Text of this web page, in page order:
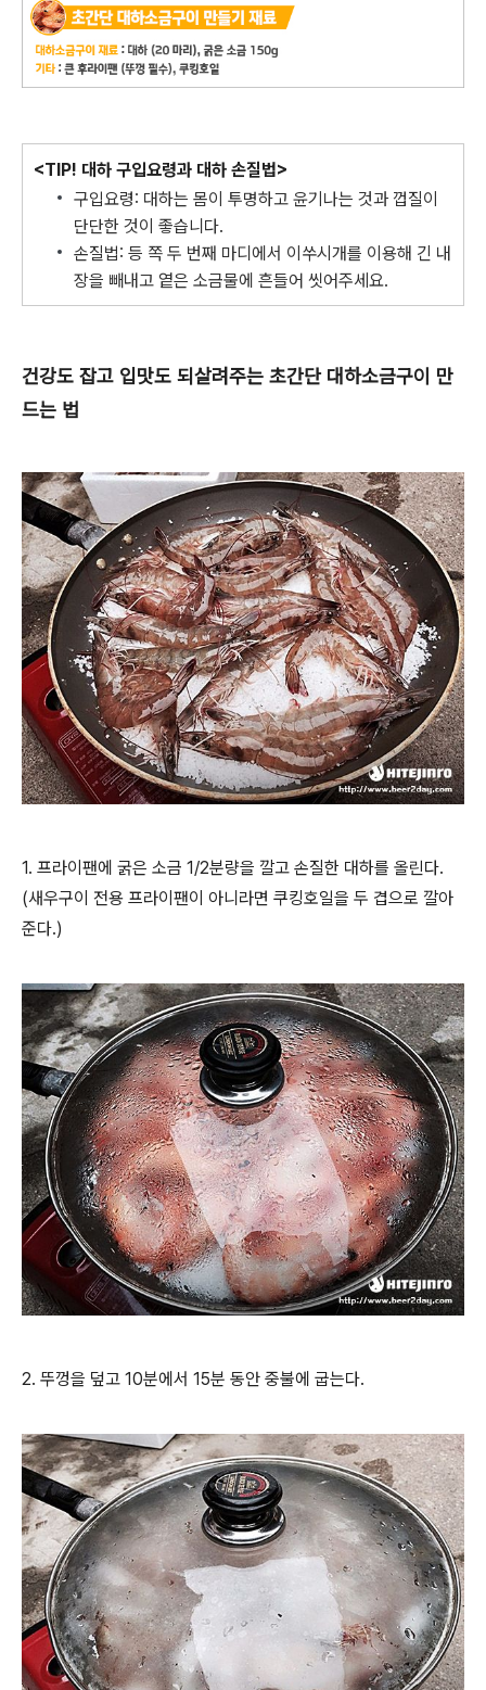
<TIP! 대하 구입요령과 대하 손질법>
구입요령: 대하는 몸이 투명하고 윤기나는 것과 껍질이
단단한 것이 좋습니다.
손질법: 등 쪽 두 번째 마디에서 이쑤시개를 이용해 긴 내
장을 빼내고 옅은 소금물에 흔들어 씻어주세요.
건강도 잡고 입맛도 되살려주는 초간단 대하소금구이 만
드는 법
1. 프라이팬에 굵은 소금 1/2분량을 깔고 손질한 대하를 올린다.
(새우구이 전용 프라이팬이 아니라면 쿠킹호일을 두 겹으로 깔아
준다.)
2. 뚜껑을 덮고 10분에서 15분 동안 중불에 굽는다.